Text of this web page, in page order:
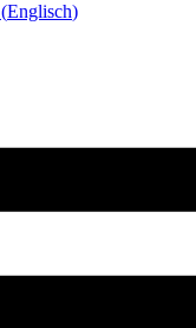
(Englisch)